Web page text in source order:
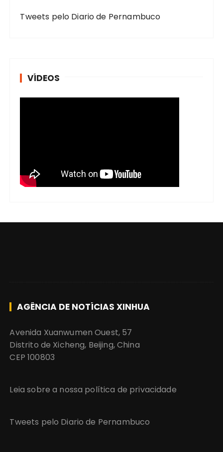
Tweets pelo Diario de Pernambuco
VÍDEOS
AGÊNCIA DE NOTÍCIAS XINHUA
Avenida Xuanwumen Ouest, 57
Distrito de Xicheng, Beijing, China
CEP 100803
Leia sobre a nossa política de privacidade
Tweets pelo Diario de Pernambuco